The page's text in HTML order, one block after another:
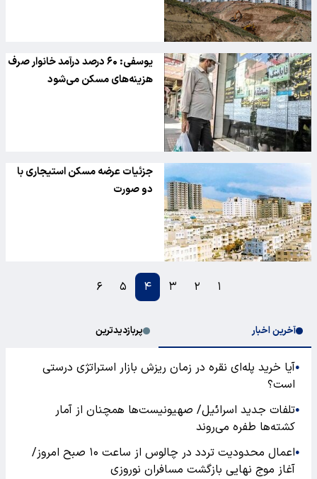
یوسفی: ۶۰ درصد درآمد خانوار صرف
هزینه‌های مسکن می‌شود
جزئیات عرضه مسکن استیجاری با
دو صورت
۱ ۲ ۳ ۴ ۵ ۶
آخرین اخبار پربازدیدترین
●آیا خرید پله‌ای نقره در زمان ریزش بازار استراتژی درستی
است؟
●تلفات جدید اسرائیل/ صهیونیست‌ها همچنان از آمار
کشته‌ها طفره می‌روند
●
اعمال محدودیت تردد در چالوس از ساعت ۱۰ صبح امروز/
آغاز موج نهایی بازگشت مسافران نوروزی